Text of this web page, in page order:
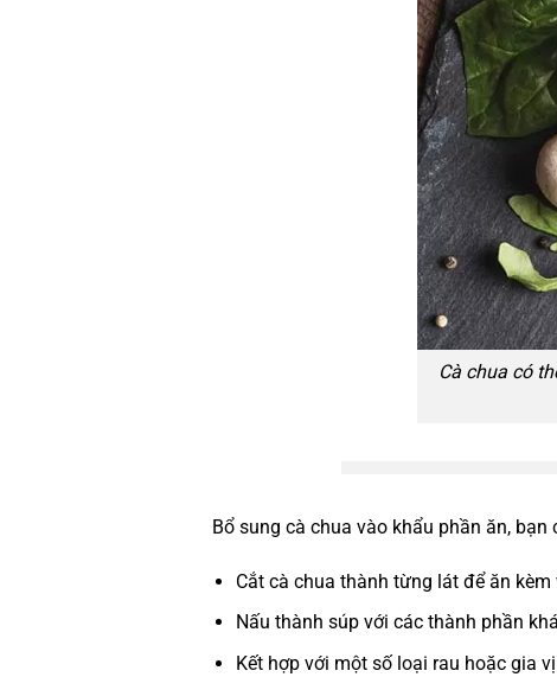
Cà chua có
Bổ sung cà chua vào khẩu phần ăn,
Cắt cà chua thành từng lát để ăn
Nấu thành súp với các thành phần
Kết hợp với một số loại rau hoặc gia